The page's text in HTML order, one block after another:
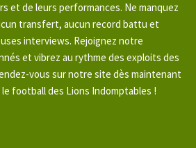
et de leurs performances. Ne manquez
transfert, aucun record battu et
interviews. Rejoignez notre
et vibrez au rythme des exploits des
vous sur notre site dès maintenant
football des Lions Indomptables !